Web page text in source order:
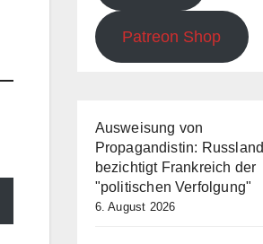
Patreon Shop
Ausweisung von
Propagandistin: Russland
bezichtigt Frankreich der
"politischen Verfolgung"
6. August 2026